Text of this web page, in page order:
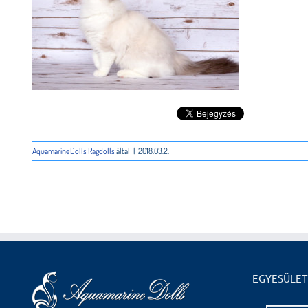
AquamarineDolls Ragdollsáltal | 2018.03.2.